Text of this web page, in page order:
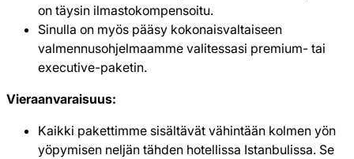
on täysin ilmastokompensoitu.
Sinulla on myös pääsy kokonaisvaltaiseen
valmennusohjelmaamme valitessasi premium- tai
executive-paketin.
Vieraanvaraisuus:
Kaikki pakettimme sisältävät vähintään kolmen yön
yöpymisen neljän tähden hotellissa Istanbulissa. Se